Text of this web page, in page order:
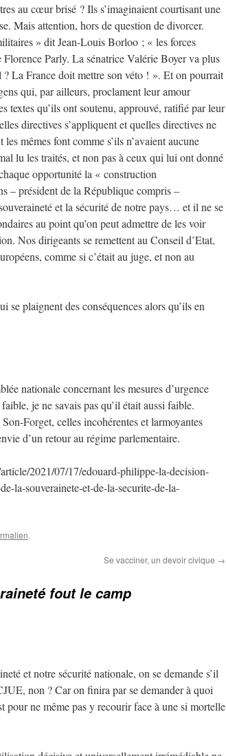
au cœur brisé ? Ils s’imaginaient courtisant une
Mais attention, hors de question de divorcer.
» dit Jean-Louis Borloo ; « les forces
Florence Parly. La sénatrice Valérie Boyer va plus
La France doit mettre son véto ! ». Et on pourrait
qui, par ailleurs, proclament leur amour
textes qu’ils ont soutenu, approuvé, ratifié par leur
directives s’appliquent et quelles directives ne
mêmes font comme s’ils n’avaient aucune
lu les traités, et non pas à ceux qui lui ont donné
opportunité la « construction
– président de la République compris –
et la sécurité de notre pays… et il ne se
au point qu’on peut admettre de les voir
Nos dirigeants se remettent au Conseil d’Etat,
comme si c’était au juge, et non au
plaignent des conséquences alors qu’ils en
nationale concernant les mesures d’urgence
je ne savais pas qu’il était aussi faible.
Forget, celles incohérentes et larmoyantes
d’un retour au régime parlementaire.
2021/07/17/edouard-philippe-la-decision-
la-souverainete-et-de-la-securite-de-la-
.
Se vacciner, un devoir civique →
fout le camp
et notre sécurité nationale, on se demande s’il
non ? Car on finira par se demander à quoi
pour ne même pas y recourir face à une si mortelle